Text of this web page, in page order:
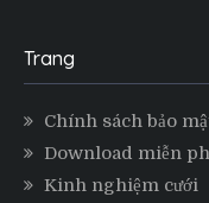
Trang
Chính sách bảo
Download miễn
Kinh nghiệm cưới